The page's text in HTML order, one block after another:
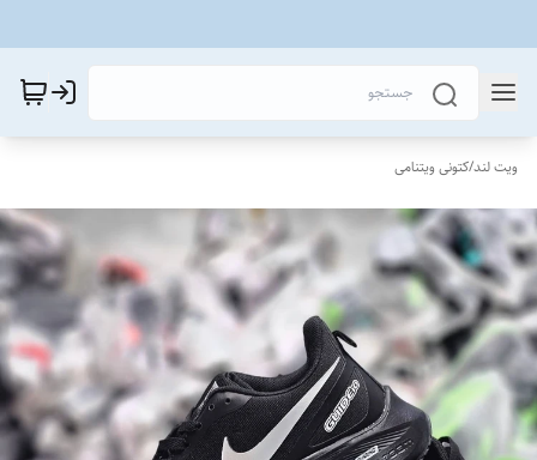
ویت لند/کتونی ویتنامی